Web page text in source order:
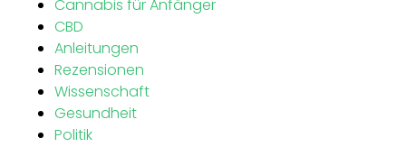
Cannabis für Anfänger
CBD
Anleitungen
Rezensionen
Wissenschaft
Gesundheit
Politik